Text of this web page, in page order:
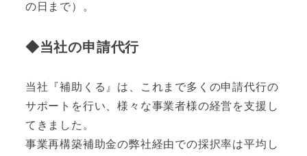
の日まで）。
◆当社の申請代行
当社『補助くる』は、これまで多くの申請代行の
サポートを行い、様々な事業者様の経営を支援し
てきました。
事業再構築補助金の弊社経由での採択率は平均し